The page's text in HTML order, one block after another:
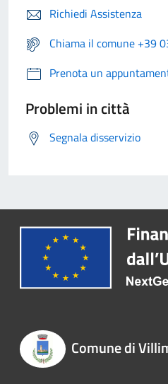
Richiedi Assistenza
Chiama il comune +39
Prenota un
Problemi in città
Segnala disservizio
Comune di